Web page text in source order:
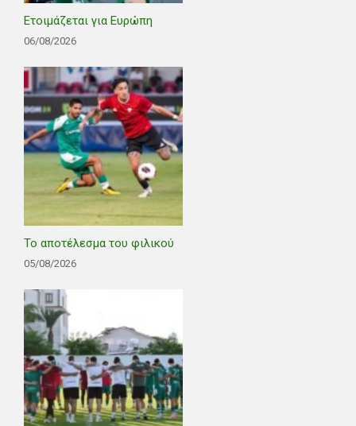
Ετοιμάζεται για Ευρώπη
06/08/2026
Το αποτέλεσμα του φιλικού
05/08/2026